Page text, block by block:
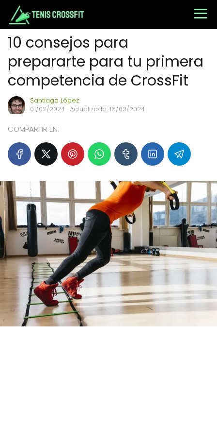
10 consejos para
prepararte para tu primera
competencia de CrossFit
Santiago López
01/02/2024 · Actualizado: 16/03/2024
COMPARTIR EN: